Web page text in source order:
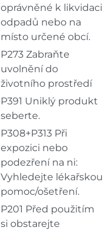
oprávněné k likvidaci
odpadů nebo na
místo určené obcí.
P273 Zabraňte
uvolnění do
životního prostředí
P391 Uniklý produkt
seberte.
P308+P313 Při
expozici nebo
podezření na ni:
Vyhledejte lékařskou
pomoc/ošetření.
P201 Před použitím
si obstarejte